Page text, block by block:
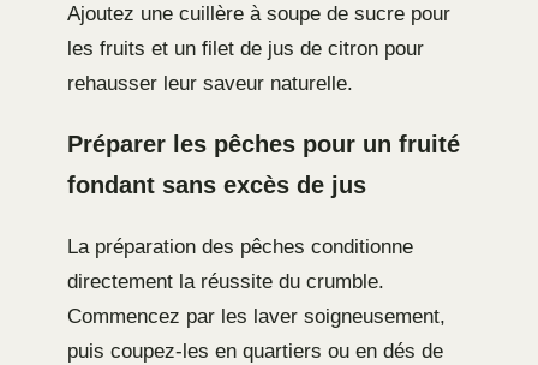
Ajoutez une cuillère à soupe de sucre pour
les fruits et un filet de jus de citron pour
rehausser leur saveur naturelle.
Préparer les pêches pour un fruité
fondant sans excès de jus
La préparation des pêches conditionne
directement la réussite du crumble.
Commencez par les laver soigneusement,
puis coupez-les en quartiers ou en dés de